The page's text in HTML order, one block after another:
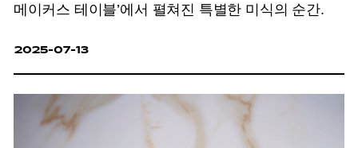
메이커스 테이블’에서 펼쳐진 특별한 미식의 순간.
2025-07-13